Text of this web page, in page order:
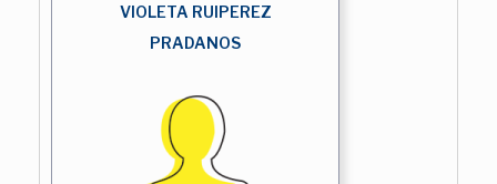
VIOLETA RUIPEREZ
PRADANOS